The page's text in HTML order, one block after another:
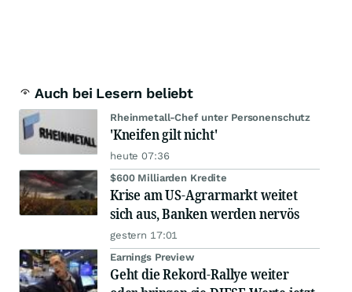
Auch bei Lesern beliebt
Rheinmetall-Chef unter Personenschutz
'Kneifen gilt nicht'
heute 07:36
$600 Milliarden Kredite
Krise am US-Agrarmarkt weitet
sich aus, Banken werden nervös
gestern 17:01
Earnings Preview
Geht die Rekord-Rallye weiter